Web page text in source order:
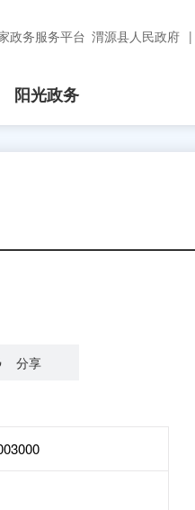
政务服务平台 渭源县人民政府 |
阳光政务
分享